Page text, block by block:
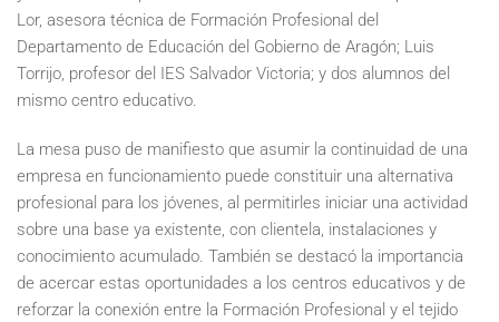
Lor, asesora técnica de Formación Profesional del
Departamento de Educación del Gobierno de Aragón; Luis
Torrijo, profesor del IES Salvador Victoria; y dos alumnos del
mismo centro educativo.
La mesa puso de manifiesto que asumir la continuidad de una
empresa en funcionamiento puede constituir una alternativa
profesional para los jóvenes, al permitirles iniciar una actividad
sobre una base ya existente, con clientela, instalaciones y
conocimiento acumulado. También se destacó la importancia
de acercar estas oportunidades a los centros educativos y de
reforzar la conexión entre la Formación Profesional y el tejido